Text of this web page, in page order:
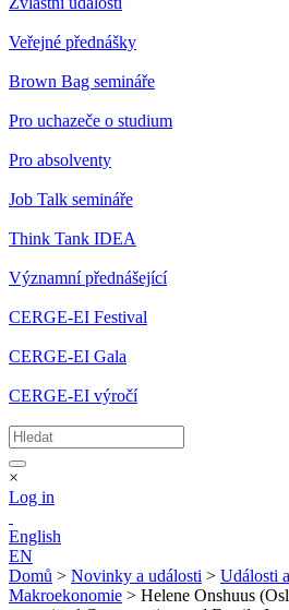
Veřejné přednášky
Brown Bag semináře
Pro uchazeče o studium
Pro absolventy
Job Talk semináře
Think Tank IDEA
Významní přednášející
CERGE-EI Festival
CERGE-EI Gala
CERGE-EI výročí
×
Log in
English
EN
Domů > Novinky a události > Události
Makroekonomie > Helene Onshuus